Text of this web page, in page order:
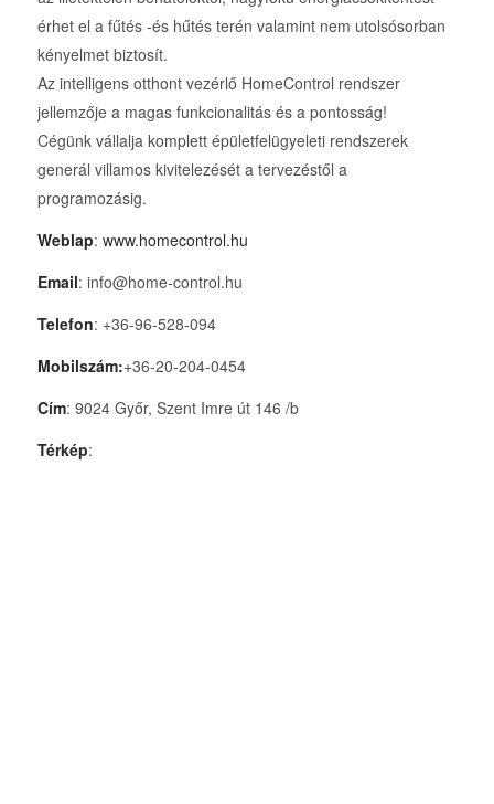
érhet el a fűtés -és hűtés terén valamint nem utolsósorban
kényelmet biztosít.
Az intelligens otthont vezérlő HomeControl rendszer
jellemzője a magas funkcionalitás és a pontosság!
Cégünk vállalja komplett épületfelügyeleti rendszerek
generál villamos kivitelezését a tervezéstől a
programozásig.
Weblap: www.homecontrol.hu
Email: info@home-control.hu
Telefon: +36-96-528-094
Mobilszám:+36-20-204-0454
Cím: 9024 Győr, Szent Imre út 146 /b
Térkép: